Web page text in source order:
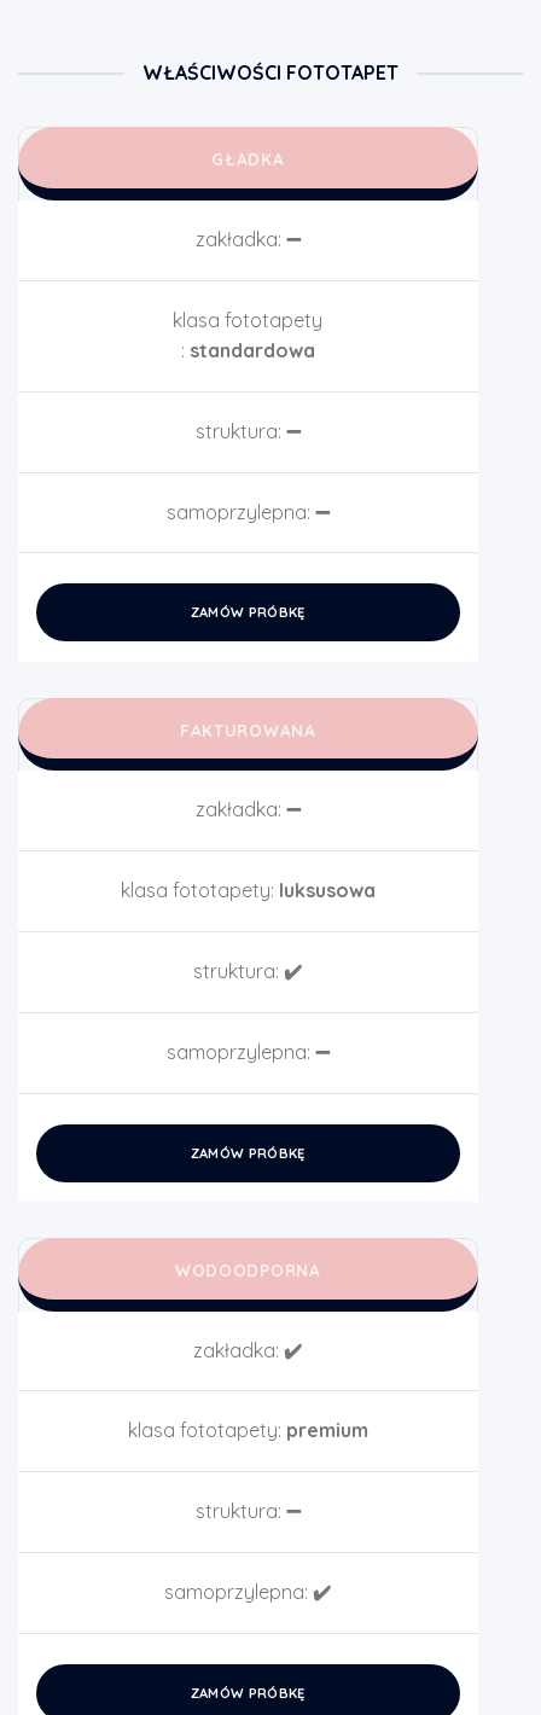
WŁAŚCIWOŚCI FOTOTAPET
GŁADKA
zakładka: ➖
klasa fototapety
: standardowa
struktura: ➖
samoprzylepna: ➖
ZAMÓW PRÓBKĘ
FAKTUROWANA
zakładka: ➖
klasa fototapety: luksusowa
struktura: ✔️
samoprzylepna: ➖
ZAMÓW PRÓBKĘ
WODOODPORNA
zakładka: ✔️
klasa fototapety: premium
struktura: ➖
samoprzylepna: ✔️
ZAMÓW PRÓBKĘ